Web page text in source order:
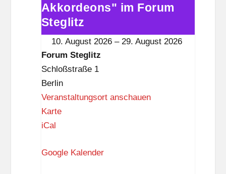
i
t
z
„600
Akkordeons"
im
Akkordeons" im Forum
Steglitz
10. August 2026 – 29. August 2026
Forum Steglitz
Schloßstraße 1
Berlin
Veranstaltungsort anschauen
KarteF
u
iCal
Google Kalender